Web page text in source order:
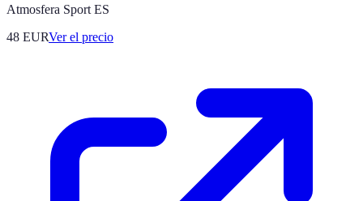
Atmosfera Sport ES
48 EURVer el precio